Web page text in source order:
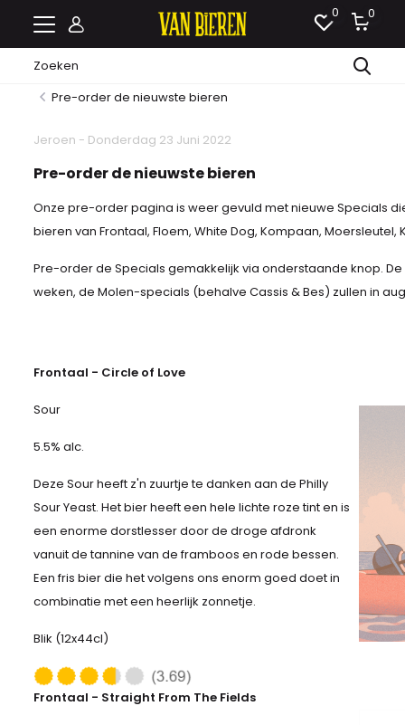
0 0
Pre-order de nieuwste bieren
Jeroen - Donderdag 23 Juni 2022
Pre-order de nieuwste bieren
Onze pre-order pagina is weer gevuld met nieuwe Specials
bieren van Frontaal, Floem, White Dog, Kompaan, Moersleutel,
Pre-order de Specials gemakkelijk via onderstaande knop.
weken, de Molen-specials (behalve Cassis & Bes) zullen in
Frontaal - Circle of Love
Sour
5.5% alc.
Deze Sour heeft z'n zuurtje te danken aan de Philly
Sour Yeast. Het bier heeft een hele lichte roze tint en is
een enorme dorstlesser door de droge afdronk
vanuit de tannine van de framboos en rode bessen.
Een fris bier die het volgens ons enorm goed doet in
combinatie met een heerlijk zonnetje.
Blik (12x44cl)
Frontaal - Straight From The Fields